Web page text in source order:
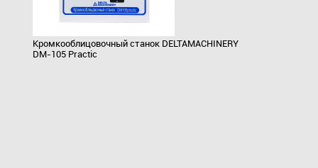
Кромкооблицовочный станок DELTAMACHINERY
DM-105 Practic